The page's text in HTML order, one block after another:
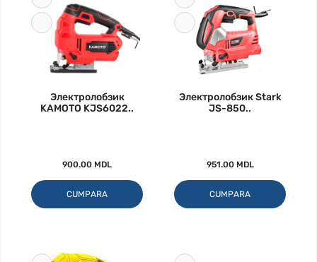
Электролобзик
KAMOTO KJS6022..
900.00 MDL
CUMPARA
Электролобзик Stark
JS-850..
951.00 MDL
CUMPARA